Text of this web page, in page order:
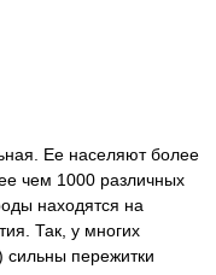
Ее населяют более
чем 1000 различных
находятся на
Так, у многих
сильны пережитки